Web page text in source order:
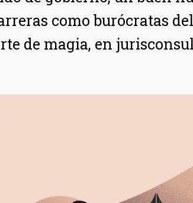
como burócratas
de magia, en